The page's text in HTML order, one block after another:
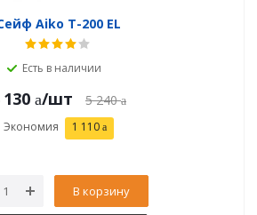
Aiko T-200 EL
Есть в наличии
130 /шт 5 240
Экономия 1 110
В корзину